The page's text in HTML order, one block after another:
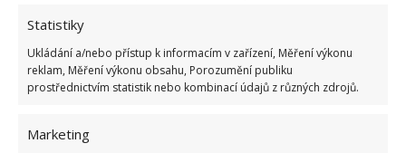
Statistiky
Ukládání a/nebo přístup k informacím v zařízení, Měření výkonu
reklam, Měření výkonu obsahu, Porozumění publiku
prostřednictvím statistik nebo kombinací údajů z různých zdrojů.
Marketing
originálních děl různých umělců, které vám budou
doporučovat drazí architekti.